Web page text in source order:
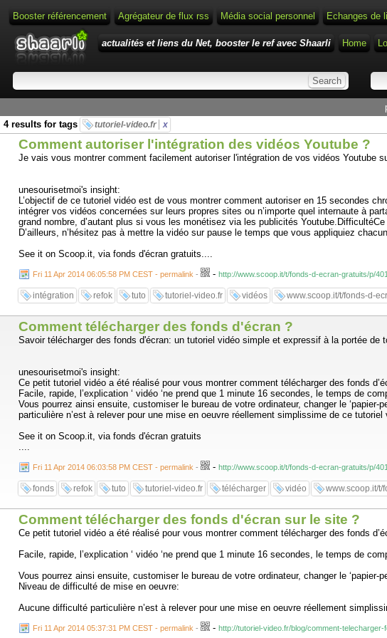
Booster référencement Agrégateur de flux rss Média social personnel Echanges de
actualités et liens du Net, booster le ref avec Shaarli Home
4 results for tags
tutoriel-video.fr x
Comment autoriser l'intégration des vidéos Youtube ?
Je vais vous montrer comment facilement autoriser l'intégration de vos vidéos Youtube
unesourisetmoi's insight:
L’objectif de ce tutoriel vidéo est de vous montrer comment autoriser en 15 secondes
intégrer vos vidéos concernées sur leurs propres sites ou n’importe quel internaute à
grand nombre, d’autant plus si vous les monétisez via les publicités
D’ailleurs, n’hésitez pas à mettre la vidéo sur pause le temps que vous appliquiez
See it on Scoop.it, via fonds d'écran gratuits....
Fri 11 Apr 2014 06:05:58 PM CEST - permalink - - http://www.scoop.it/t/fonds-d-ecran-gratuits/p/
intégration refok tuto tutoriel-video.fr vidéos www.scoop.it/t/fonds-d-
Comment télécharger des fonds d'écran ?
Savoir télécharger des fonds d'écran: un tutoriel vidéo simple et expressif à la portée de
unesourisetmoi's insight:
Ce petit tutoriel vidéo a été réalisé pour vous montrer comment télécharger des fonds
Facile, rapide, l’explication ‘ vidéo ‘ne prend que 1 minute 16 secondes, le temps de
Vous pourrez ainsi ensuite, customiser le bureau de votre ordinateur, changer le
particulière n’est à relever pour une mise en oeuvre réellement simplissime de ce
See it on Scoop.it, via fonds d'écran gratuits
....
Fri 11 Apr 2014 06:03:58 PM CEST - permalink - - http://www.scoop.it/t/fonds-d-ecran-gratuits/p/
fonds refok tuto tutoriel-video.fr télécharger vidéo www.scoop.it/t/
Comment télécharger des fonds d'écran sur le site ?
Ce petit tutoriel vidéo a été réalisé pour vous montrer comment télécharger des fonds
Facile, rapide, l’explication ‘ vidéo ‘ne prend que 1 minute 16 secondes, le temps de
Vous pourrez ainsi ensuite, customiser le bureau de votre ordinateur, changer le
Niveau de difficulté de mise en oeuvre:
Aucune difficulté particulière n’est à relever pour une mise en oeuvre réellement
Fri 11 Apr 2014 05:37:31 PM CEST - permalink - - http://tutoriel-video.fr/blog/comment-